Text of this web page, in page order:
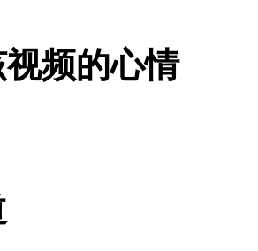
频的心情